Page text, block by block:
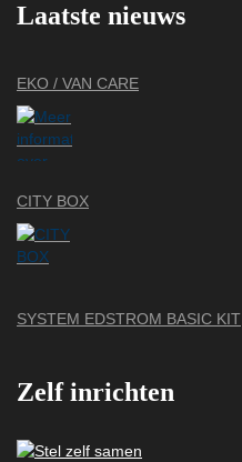
Laatste nieuws
EKO / VAN CARE
CITY BOX
SYSTEM EDSTROM BASIC KIT
Zelf inrichten